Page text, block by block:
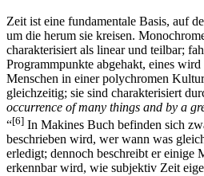
Zeit ist eine fundamentale Basis, auf
um die herum sie kreisen.
charakterisiert als linear und teilbar;
Programmpunkte abgehakt, eines
Menschen in einer polychromen
gleichzeitig; sie sind charakterisiert
occurrence of many things and by a
“[6] In Makines Buch befinden sich
beschrieben wird, wer wann was
erledigt; dennoch beschreibt er einige
erkennbar wird, wie subjektiv Zeit